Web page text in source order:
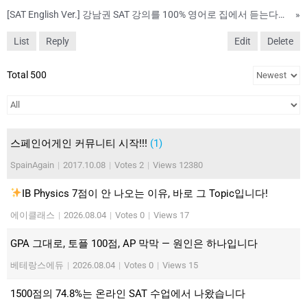
[SAT English Ver.] 강남권 SAT 강의를 100% 영어로 집에서 듣는다고?
»
List Reply Edit Delete
Total 500
스페인어게인 커뮤니티 시작!!! (1)
SpainAgain | 2017.10.08 | Votes 2 | Views 12380
IB Physics 7점이 안 나오는 이유, 바로 그 Topic입니다!
에이클래스 | 2026.08.04 | Votes 0 | Views 17
GPA 그대로, 토플 100점, AP 막막 — 원인은 하나입니다
베테랑스에듀 | 2026.08.04 | Votes 0 | Views 15
1500점의 74.8%는 온라인 SAT 수업에서 나왔습니다